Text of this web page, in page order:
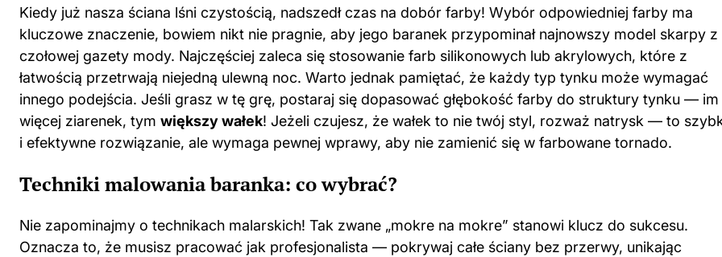
Kiedy już nasza ściana lśni czystością, nadszedł czas na dobór farby! Wybór odpowiedniej farby ma
kluczowe znaczenie, bowiem nikt nie pragnie, aby jego baranek przypominał najnowszy model skarpy z
czołowej gazety mody. Najczęściej zaleca się stosowanie farb silikonowych lub akrylowych, które z
łatwością przetrwają niejedną ulewną noc. Warto jednak pamiętać, że każdy typ tynku może wymagać
innego podejścia. Jeśli grasz w tę grę, postaraj się dopasować głębokość farby do struktury tynku — im
więcej ziarenek, tym większy wałek! Jeżeli czujesz, że wałek to nie twój styl, rozważ natrysk — to
i efektywne rozwiązanie, ale wymaga pewnej wprawy, aby nie zamienić się w farbowane tornado.
Techniki malowania baranka: co wybrać?
Nie zapominajmy o technikach malarskich! Tak zwane „mokre na mokre” stanowi klucz do sukcesu.
Oznacza to, że musisz pracować jak profesjonalista — pokrywaj całe ściany bez przerwy, unikając